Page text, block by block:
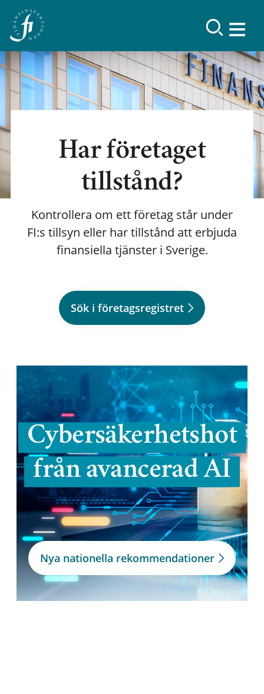
Har företaget
tillstånd?
Kontrollera om ett företag står under
FI:s tillsyn eller har tillstånd att erbjuda
finansiella tjänster i Sverige.
Sök i företagsregistret
Cybersäkerhetshot
från avancerad AI
Nya nationella rekommendationer